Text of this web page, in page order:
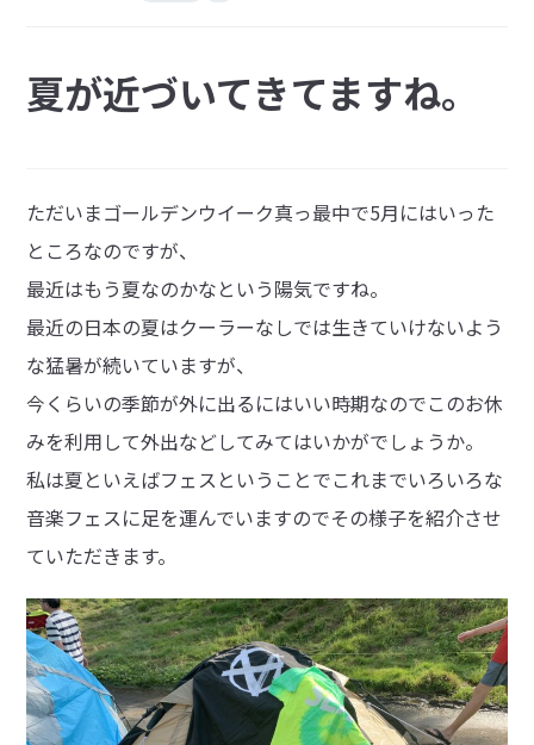
夏が近づいてきてますね。
ただいまゴールデンウイーク真っ最中で5月にはいった
ところなのですが、
最近はもう夏なのかなという陽気ですね。
最近の日本の夏はクーラーなしでは生きていけないよう
な猛暑が続いていますが、
今くらいの季節が外に出るにはいい時期なのでこのお休
みを利用して外出などしてみてはいかがでしょうか。
私は夏といえばフェスということでこれまでいろいろな
音楽フェスに足を運んでいますのでその様子を紹介させ
ていただきます。